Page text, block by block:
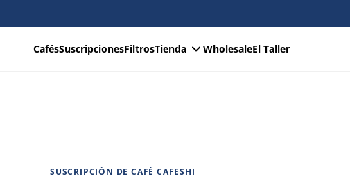
CafésSuscripcionesFiltrosTienda WholesaleEl Taller
SUSCRIPCIÓN DE CAFÉ CAFESHI